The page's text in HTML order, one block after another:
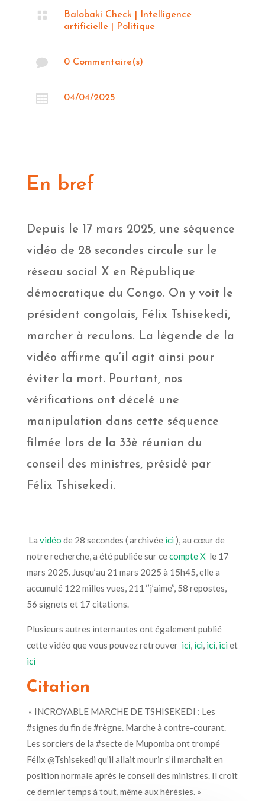
 Balobaki Check
Intelligence
artificielle
Politique
 0 Commentaire(s)
 04/04/2025
En bref
Depuis le 17 mars 2025, une séquence
vidéo de 28 secondes circule sur le
réseau social X en République
démocratique du Congo. On y voit le
président congolais, Félix Tshisekedi,
marcher à reculons. La légende de la
vidéo affirme qu’il agit ainsi pour
éviter la mort. Pourtant, nos
vérifications ont décelé une
manipulation dans cette séquence
filmée lors de la 33è réunion du
conseil des ministres, présidé par
Félix Tshisekedi.
La vidéo de 28 secondes (archivée ici),au cœur de
notre recherche, a étépubliée sur cecompte X le 17
mars 2025. Jusqu’au 21 mars 2025 à 15h45,elle a
accumulé 122 milles vues, 211 ‘’j’aime’’, 58 repostes,
56 signets et 17 citations.
Plusieurs autres internautes ont également publié
cettevidéo quevous pouvez retrouver ici, ici, ici, iciet
ici
Citation
« INCROYABLE MARCHE DE TSHISEKEDI : Les
#signes du fin de #règne. Marche à contre-courant.
Les sorciers de la #secte de Mupomba ont trompé
Félix @Tshisekedi qu’il allait mourir s’il marchait en
position normale après le conseil des ministres. Il croit
ce dernier temps à tout, même aux hérésies. »